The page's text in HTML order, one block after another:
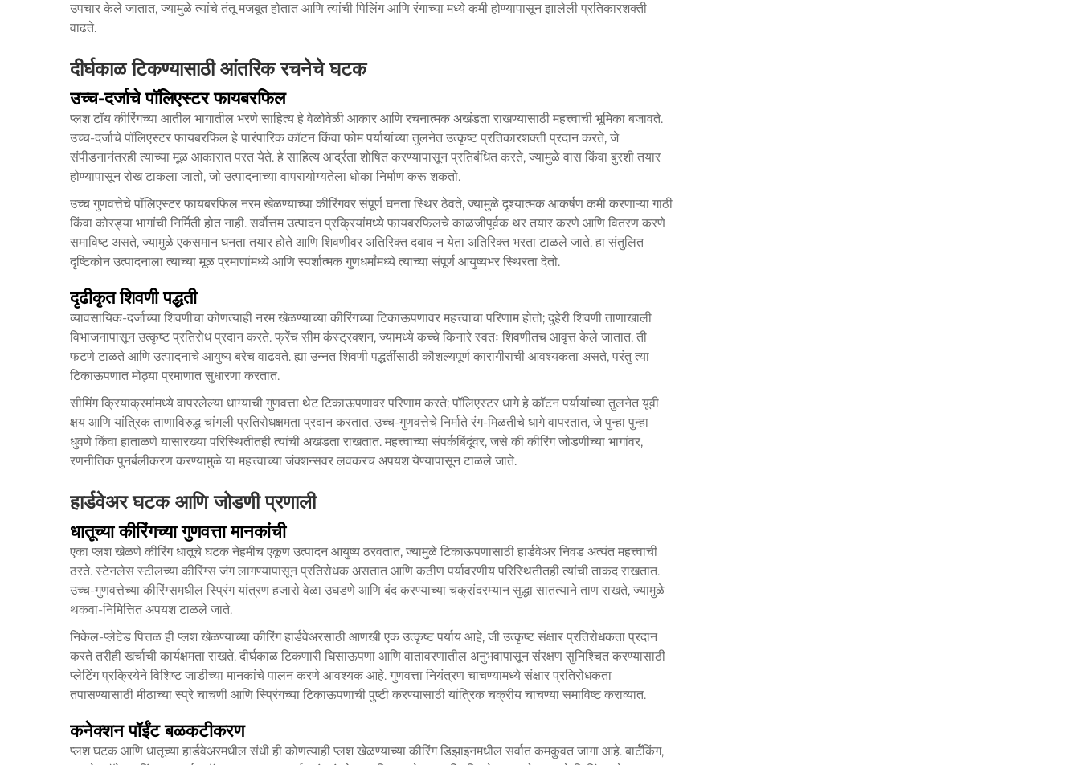
उपचार केले जातात, ज्यामुळे त्यांचे तंतू मजबूत होतात आणि त्यांची पिलिंग आणि रंगाच्या मध्ये कमी होण्यापासून झालेली प्रतिकारशक्ती
वाढते.
दीर्घकाळ टिकण्यासाठी आंतरिक रचनेचे घटक
उच्च-दर्जाचे पॉलिएस्टर फायबरफिल
प्लश टॉय कीरिंगच्या आतील भागातील भरणे साहित्य हे वेळोवेळी आकार आणि रचनात्मक अखंडता राखण्यासाठी महत्त्वाची भूमिका बजावते.
उच्च-दर्जाचे पॉलिएस्टर फायबरफिल हे पारंपारिक कॉटन किंवा फोम पर्यायांच्या तुलनेत उत्कृष्ट प्रतिकारशक्ती प्रदान करते, जे
संपीडनानंतरही त्याच्या मूळ आकारात परत येते. हे साहित्य आर्द्रता शोषित करण्यापासून प्रतिबंधित करते, ज्यामुळे वास किंवा बुरशी तयार
होण्यापासून रोख टाकला जातो, जो उत्पादनाच्या वापरायोग्यतेला धोका निर्माण करू शकतो.
उच्च गुणवत्तेचे पॉलिएस्टर फायबरफिल नरम खेळण्याच्या कीरिंगवर संपूर्ण घनता स्थिर ठेवते, ज्यामुळे दृश्यात्मक आकर्षण कमी करणाऱ्या गाठी
किंवा कोरड्या भागांची निर्मिती होत नाही. सर्वोत्तम उत्पादन प्रक्रियांमध्ये फायबरफिलचे काळजीपूर्वक थर तयार करणे आणि वितरण करणे
समाविष्ट असते, ज्यामुळे एकसमान घनता तयार होते आणि शिवणीवर अतिरिक्त दबाव न येता अतिरिक्त भरता टाळले जाते. हा संतुलित
दृष्टिकोन उत्पादनाला त्याच्या मूळ प्रमाणांमध्ये आणि स्पर्शात्मक गुणधर्मांमध्ये त्याच्या संपूर्ण आयुष्यभर स्थिरता देतो.
दृढीकृत शिवणी पद्धती
व्यावसायिक-दर्जाच्या शिवणीचा कोणत्याही नरम खेळण्याच्या कीरिंगच्या टिकाऊपणावर महत्त्वाचा परिणाम होतो; दुहेरी शिवणी ताणाखाली
विभाजनापासून उत्कृष्ट प्रतिरोध प्रदान करते. फ्रेंच सीम कंस्ट्रक्शन, ज्यामध्ये कच्चे किनारे स्वतः शिवणीतच आवृत्त केले जातात, ती
फटणे टाळते आणि उत्पादनाचे आयुष्य बरेच वाढवते. ह्या उन्नत शिवणी पद्धतींसाठी कौशल्यपूर्ण कारागीराची आवश्यकता असते, परंतु त्या
टिकाऊपणात मोठ्या प्रमाणात सुधारणा करतात.
सीमिंग क्रियाक्रमांमध्ये वापरलेल्या धाग्याची गुणवत्ता थेट टिकाऊपणावर परिणाम करते; पॉलिएस्टर धागे हे कॉटन पर्यायांच्या तुलनेत यूवी
क्षय आणि यांत्रिक ताणाविरुद्ध चांगली प्रतिरोधक्षमता प्रदान करतात. उच्च-गुणवत्तेचे निर्माते रंग-मिळतीचे धागे वापरतात, जे पुन्हा पुन्हा
धुवणे किंवा हाताळणे यासारख्या परिस्थितीतही त्यांची अखंडता राखतात. महत्त्वाच्या संपर्कबिंदूंवर, जसे की कीरिंग जोडणीच्या भागांवर,
रणनीतिक पुनर्बलीकरण करण्यामुळे या महत्त्वाच्या जंक्शन्सवर लवकरच अपयश येण्यापासून टाळले जाते.
हार्डवेअर घटक आणि जोडणी प्रणाली
धातूच्या कीरिंगच्या गुणवत्ता मानकांची
एका प्लश खेळणे कीरिंगधातूचे घटक नेहमीच एकूण उत्पादन आयुष्य ठरवतात, ज्यामुळे टिकाऊपणासाठी हार्डवेअर निवड अत्यंत महत्त्वाची
ठरते. स्टेनलेस स्टीलच्या कीरिंग्स जंग लागण्यापासून प्रतिरोधक असतात आणि कठीण पर्यावरणीय परिस्थितीतही त्यांची ताकद राखतात.
उच्च-गुणवत्तेच्या कीरिंग्समधील स्प्रिंग यांत्रण हजारो वेळा उघडणे आणि बंद करण्याच्या चक्रांदरम्यान सुद्धा सातत्याने ताण राखते, ज्यामुळे
थकवा-निमित्तित अपयश टाळले जाते.
निकेल-प्लेटेड पित्तळ ही प्लश खेळण्याच्या कीरिंग हार्डवेअरसाठी आणखी एक उत्कृष्ट पर्याय आहे, जी उत्कृष्ट संक्षार प्रतिरोधकता प्रदान
करते तरीही खर्चाची कार्यक्षमता राखते. दीर्घकाळ टिकणारी घिसाऊपणा आणि वातावरणातील अनुभवापासून संरक्षण सुनिश्चित करण्यासाठी
प्लेटिंग प्रक्रियेने विशिष्ट जाडीच्या मानकांचे पालन करणे आवश्यक आहे. गुणवत्ता नियंत्रण चाचण्यामध्ये संक्षार प्रतिरोधकता
तपासण्यासाठी मीठाच्या स्प्रे चाचणी आणि स्प्रिंगच्या टिकाऊपणाची पुष्टी करण्यासाठी यांत्रिक चक्रीय चाचण्या समाविष्ट कराव्यात.
कनेक्शन पॉईंट बळकटीकरण
प्लश घटक आणि धातूच्या हार्डवेअरमधील संधी ही कोणत्याही प्लश खेळण्याच्या कीरिंग डिझाइनमधील सर्वात कमकुवत जागा आहे. बार्टॅकिंग,